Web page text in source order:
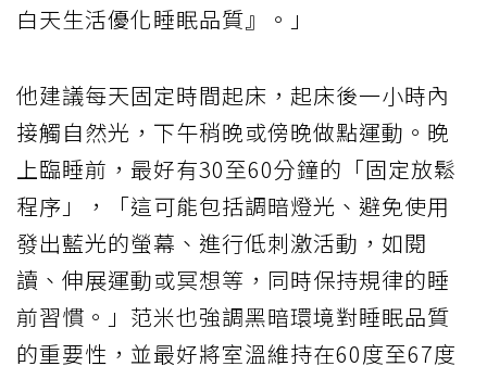
白天生活優化睡眠品質』。」
他建議每天固定時間起床，起床後一小時內
接觸自然光，下午稍晚或傍晚做點運動。晚
上臨睡前，最好有30至60分鐘的「固定放鬆
程序」，「這可能包括調暗燈光、避免使用
發出藍光的螢幕、進行低刺激活動，如閱
讀、伸展運動或冥想等，同時保持規律的睡
前習慣。」范米也強調黑暗環境對睡眠品質
的重要性，並最好將室溫維持在60度至67度